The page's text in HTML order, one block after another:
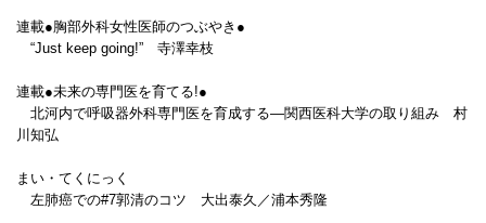
連載●胸部外科女性医師のつぶやき●
“Just keep going!” 寺澤幸枝
連載●未来の専門医を育てる!●
北河内で呼吸器外科専門医を育成する―関西医科大学の取り組み 村
川知弘
まい・てくにっく
左肺癌での#7郭清のコツ 大出泰久／浦本秀隆